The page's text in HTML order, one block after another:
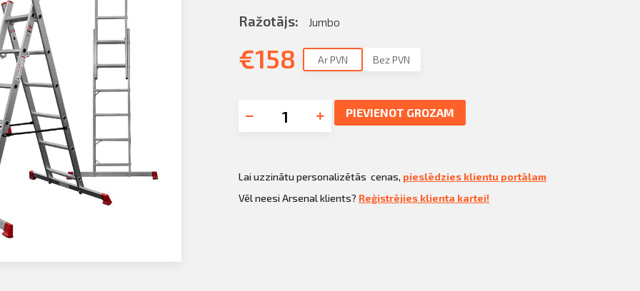
Ražotājs: Jumbo
€158 Ar PVN Bez PVN
PIEVIENOT GROZAM
Lai uzzinātu personalizētās cenas, pieslēdzies klientu portālam
Vēl neesi Arsenal klients? Reģistrējies klienta kartei!